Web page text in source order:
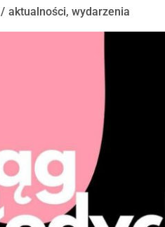
aktualności, wydarzenia